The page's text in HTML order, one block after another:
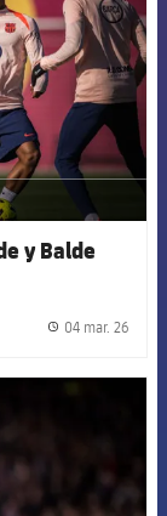
y Balde
04 mar. 26